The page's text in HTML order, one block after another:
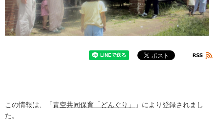
この情報は、「青空共同保育「どんぐり」
」により登録されまし
た。